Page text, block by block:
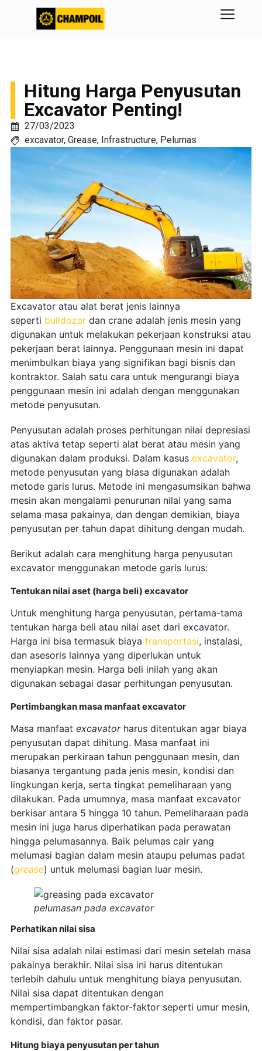
Hitung Harga Penyusutan
Excavator Penting!
27/03/2023
excavator, Grease, Infrastructure, Pelumas
Excavator atau alat berat jenis lainnya
seperti bulldozerdan crane adalah jenis mesin yang
digunakan untuk melakukan pekerjaan konstruksi atau
pekerjaan berat lainnya. Penggunaan mesin ini dapat
menimbulkan biaya yang signifikan bagi bisnis dan
kontraktor. Salah satu cara untuk mengurangi biaya
penggunaan mesin ini adalah dengan menggunakan
metode penyusutan.
Penyusutan adalah proses perhitungan nilai depresiasi
atas aktiva tetap seperti alat berat atau mesin yang
digunakan dalam produksi. Dalam kasus excavator,
metode penyusutan yang biasa digunakan adalah
metode garis lurus. Metode ini mengasumsikan bahwa
mesin akan mengalami penurunan nilai yang sama
selama masa pakainya, dan dengan demikian, biaya
penyusutan per tahun dapat dihitung dengan mudah.
Berikut adalah cara menghitung harga penyusutan
excavator menggunakan metode garis lurus:
Tentukan nilai aset (harga beli) excavator
Untuk menghitung harga penyusutan, pertama-tama
tentukan harga beli atau nilai aset dari excavator.
Harga ini bisa termasuk biaya transportasi, instalasi,
dan asesoris lainnya yang diperlukan untuk
menyiapkan mesin. Harga beli inilah yang akan
digunakan sebagai dasar perhitungan penyusutan.
Pertimbangkan masa manfaat excavator
Masa manfaat excavatorharus ditentukan agar biaya
penyusutan dapat dihitung. Masa manfaat ini
merupakan perkiraan tahun penggunaan mesin, dan
biasanya tergantung pada jenis mesin, kondisi dan
lingkungan kerja, serta tingkat pemeliharaan yang
dilakukan. Pada umumnya, masa manfaat excavator
berkisar antara 5 hingga 10 tahun. Pemeliharaan pada
mesin ini juga harus diperhatikan pada perawatan
hingga pelumasannya. Baik pelumas cair yang
melumasi bagian dalam mesin ataupu pelumas padat
(grease) untuk melumasi bagian luar mesin.
pelumasan pada excavator
Perhatikan nilai sisa
Nilai sisa adalah nilai estimasi dari mesin setelah masa
pakainya berakhir. Nilai sisa ini harus ditentukan
terlebih dahulu untuk menghitung biaya penyusutan.
Nilai sisa dapat ditentukan dengan
mempertimbangkan faktor-faktor seperti umur mesin,
kondisi, dan faktor pasar.
Hitung biaya penyusutan per tahun